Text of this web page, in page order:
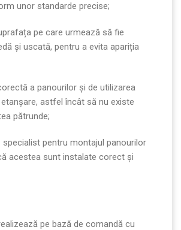
unor standarde precise;
pe care urmează să fie
și uscată, pentru a evita apariția
a panourilor și de utilizarea
astfel încât să nu existe
pătrunde;
pentru montajul panourilor
acestea sunt instalate corect și
pe bază de comandă cu